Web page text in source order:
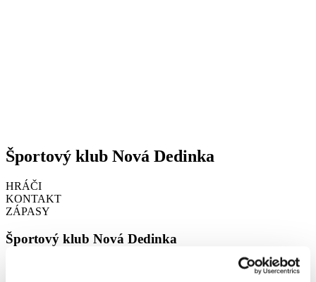
Športový klub Nová Dedinka
HRÁČI
KONTAKT
ZÁPASY
Športový klub Nová Dedinka